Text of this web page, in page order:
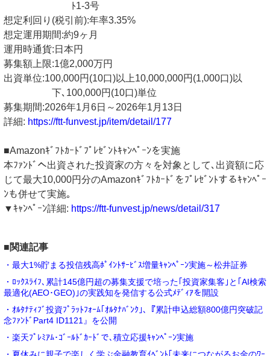
ﾄ1-3号
想定利回り(税引前):年率3.35%
想定運用期間:約9ヶ月
運用時通貨:日本円
募集額上限:1億2,000万円
出資単位:100,000円(10口)以上10,000,000円(1,000口)以
下､100,000円(10口)単位
募集期間:2026年1月6日～2026年1月13日
詳細: https://ftt-funvest.jp/item/detail/177
■Amazonｷﾞﾌﾄｶｰﾄﾞﾌﾟﾚｾﾞﾝﾄｷｬﾝﾍﾟｰﾝを実施
本ﾌｧﾝﾄﾞへ出資された投資家の方々を対象として､出資額に応
じて最大10,000円分のAmazonｷﾞﾌﾄｶｰﾄﾞをﾌﾟﾚｾﾞﾝﾄするｷｬﾝﾍﾟｰ
ﾝも併せて実施｡
▼ｷｬﾝﾍﾟｰﾝ詳細: https://ftt-funvest.jp/news/detail/317
■関連記事
・最大1%貯まる投信残高ﾎﾟｲﾝﾄｻｰﾋﾞｽ増量ｷｬﾝﾍﾟｰﾝ実施～松井証券
・ﾛｯｸｽﾗｲﾌ､累計145億円超の募集支援で培った｢投資家集客｣と｢AI検索
最適化(AEO･GEO)｣の実践知を発信する公式ﾒﾃﾞｨｱを開設
・ｵﾙﾀﾅﾃｨﾌﾞ投資ﾌﾟﾗｯﾄﾌｫｰﾑ｢ｵﾙﾀﾅﾊﾞﾝｸ｣､『累計申込総額800億円突破記
念ﾌｧﾝﾄﾞPart4 ID1121』を公開
・楽天ﾌﾟﾚﾐｱﾑ･ｺﾞｰﾙﾄﾞｶｰﾄﾞで､積立応援ｷｬﾝﾍﾟｰﾝ実施